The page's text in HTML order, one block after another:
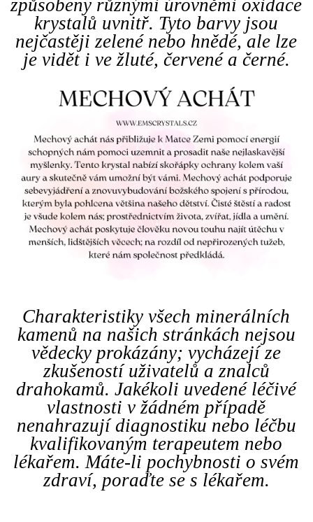
způsobeny různými úrovněmi oxidace
krystalů uvnitř. Tyto barvy jsou
nejčastěji zelené nebo hnědé, ale lze
je vidět i ve žluté, červené a černé.
Charakteristiky všech minerálních
kamenů na našich stránkách nejsou
vědecky prokázány; vycházejí ze
zkušeností uživatelů a znalců
drahokamů. Jakékoli uvedené léčivé
vlastnosti v žádném případě
nenahrazují diagnostiku nebo léčbu
kvalifikovaným terapeutem nebo
lékařem. Máte-li pochybnosti o svém
zdraví, poraďte se s lékařem.